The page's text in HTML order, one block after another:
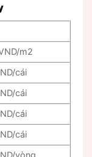
m2
cái
cái
cái
cái
vòng